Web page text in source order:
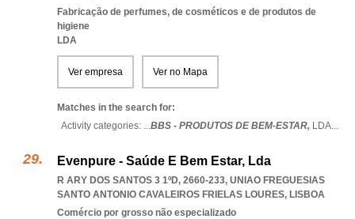
Fabricação de perfumes, de cosméticos e de produtos de
higiene
LDA
Ver empresa Ver no Mapa
Matches in the search for:
Activity categories: ...BBS - PRODUTOS DE BEM-ESTAR, LDA...
Evenpure - Saúde E Bem Estar, Lda
R ARY DOS SANTOS 3 1ºD, 2660-233, UNIAO FREGUESIAS
SANTO ANTONIO CAVALEIROS FRIELAS LOURES, LISBOA
Comércio por grosso não especializado